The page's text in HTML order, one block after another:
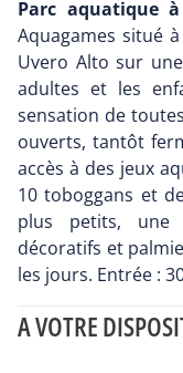
Parc aquatique
Aquagames situé
Uvero Alto sur
adultes et les
sensation de
ouverts, tantôt
accès à des jeux
10 toboggans et
plus petits, une
décoratifs et
les jours. Entrée :
A VOTRE